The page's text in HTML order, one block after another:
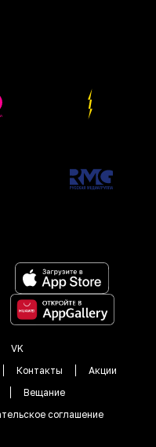
VK
Контакты
Акции
Вещание
соглашение